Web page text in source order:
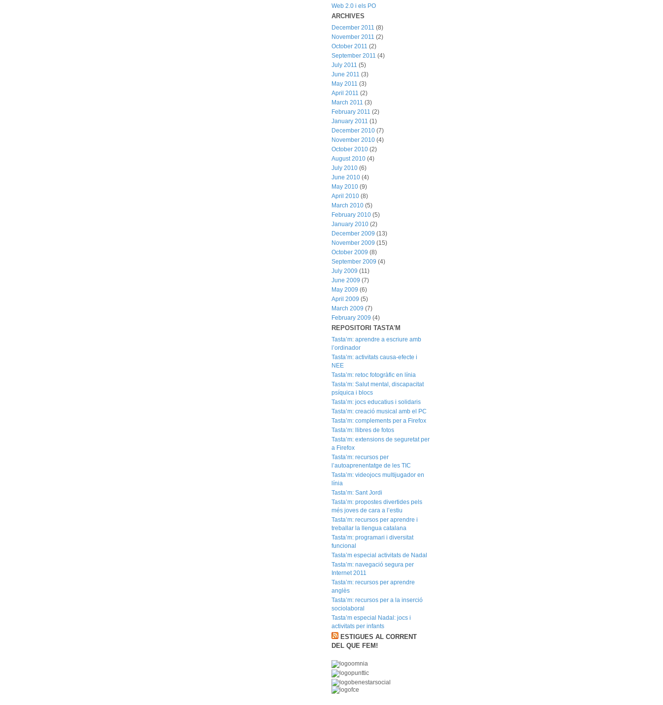
Web 2.0 i els PO
ARCHIVES
December 2011 (8)
November 2011 (2)
October 2011 (2)
September 2011 (4)
July 2011 (5)
June 2011 (3)
May 2011 (3)
April 2011 (2)
March 2011 (3)
February 2011 (2)
January 2011 (1)
December 2010 (7)
November 2010 (4)
October 2010 (2)
August 2010 (4)
July 2010 (6)
June 2010 (4)
May 2010 (9)
April 2010 (8)
March 2010 (5)
February 2010 (5)
January 2010 (2)
December 2009 (13)
November 2009 (15)
October 2009 (8)
September 2009 (4)
July 2009 (11)
June 2009 (7)
May 2009 (6)
April 2009 (5)
March 2009 (7)
February 2009 (4)
REPOSITORI TASTA'M
Tasta’m: aprendre a escriure amb
l’ordinador
Tasta’m: activitats causa-efecte i
NEE
Tasta’m: retoc fotogràfic en línia
Tasta’m: Salut mental, discapacitat
psíquica i blocs
Tasta’m: jocs educatius i solidaris
Tasta’m: creació musical amb el PC
Tasta’m: complements per a Firefox
Tasta’m: llibres de fotos
Tasta’m: extensions de seguretat per
a Firefox
Tasta’m: recursos per
l’autoaprenentatge de les TIC
Tasta’m: videojocs multijugador en
línia
Tasta’m: Sant Jordi
Tasta’m: propostes divertides pels
més joves de cara a l’estiu
Tasta’m: recursos per aprendre i
treballar la llengua catalana
Tasta’m: programari i diversitat
funcional
Tasta’m especial activitats de Nadal
Tasta’m: navegació segura per
Internet 2011
Tasta’m: recursos per aprendre
anglès
Tasta’m: recursos per a la inserció
sociolaboral
Tasta’m especial Nadal: jocs i
activitats per infants
ESTIGUES AL CORRENT
DEL QUE FEM!